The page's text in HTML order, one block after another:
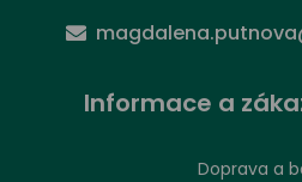
Informace a
Doprava a